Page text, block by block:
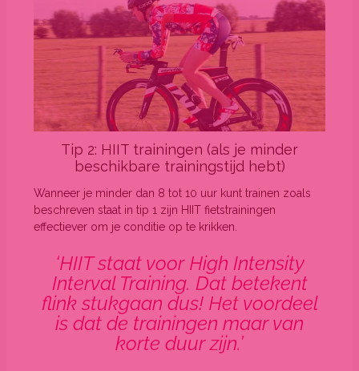
Tip 2: HIIT trainingen (als je minder
beschikbare trainingstijd hebt)
Wanneer je minder dan 8 tot 10 uur kunt trainen zoals
beschreven staat in tip 1 zijn HIIT fietstrainingen
effectiever om je conditie op te krikken.
‘HIIT staat voor High Intensity
Interval Training. Dat betekent
flink stukgaan dus! Het voordeel
is dat de trainingen maar van
korte duur zijn.’